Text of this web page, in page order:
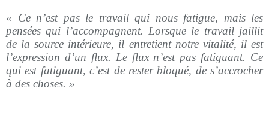
« Ce n’est pas le travail qui nous fatigue, mais les
pensées qui l’accompagnent. Lorsque le travail jaillit
de la source intérieure, il entretient notre vitalité, il est
l’expression d’un flux. Le flux n’est pas fatiguant. Ce
qui est fatiguant, c’est de rester bloqué, de s’accrocher
à des choses. »